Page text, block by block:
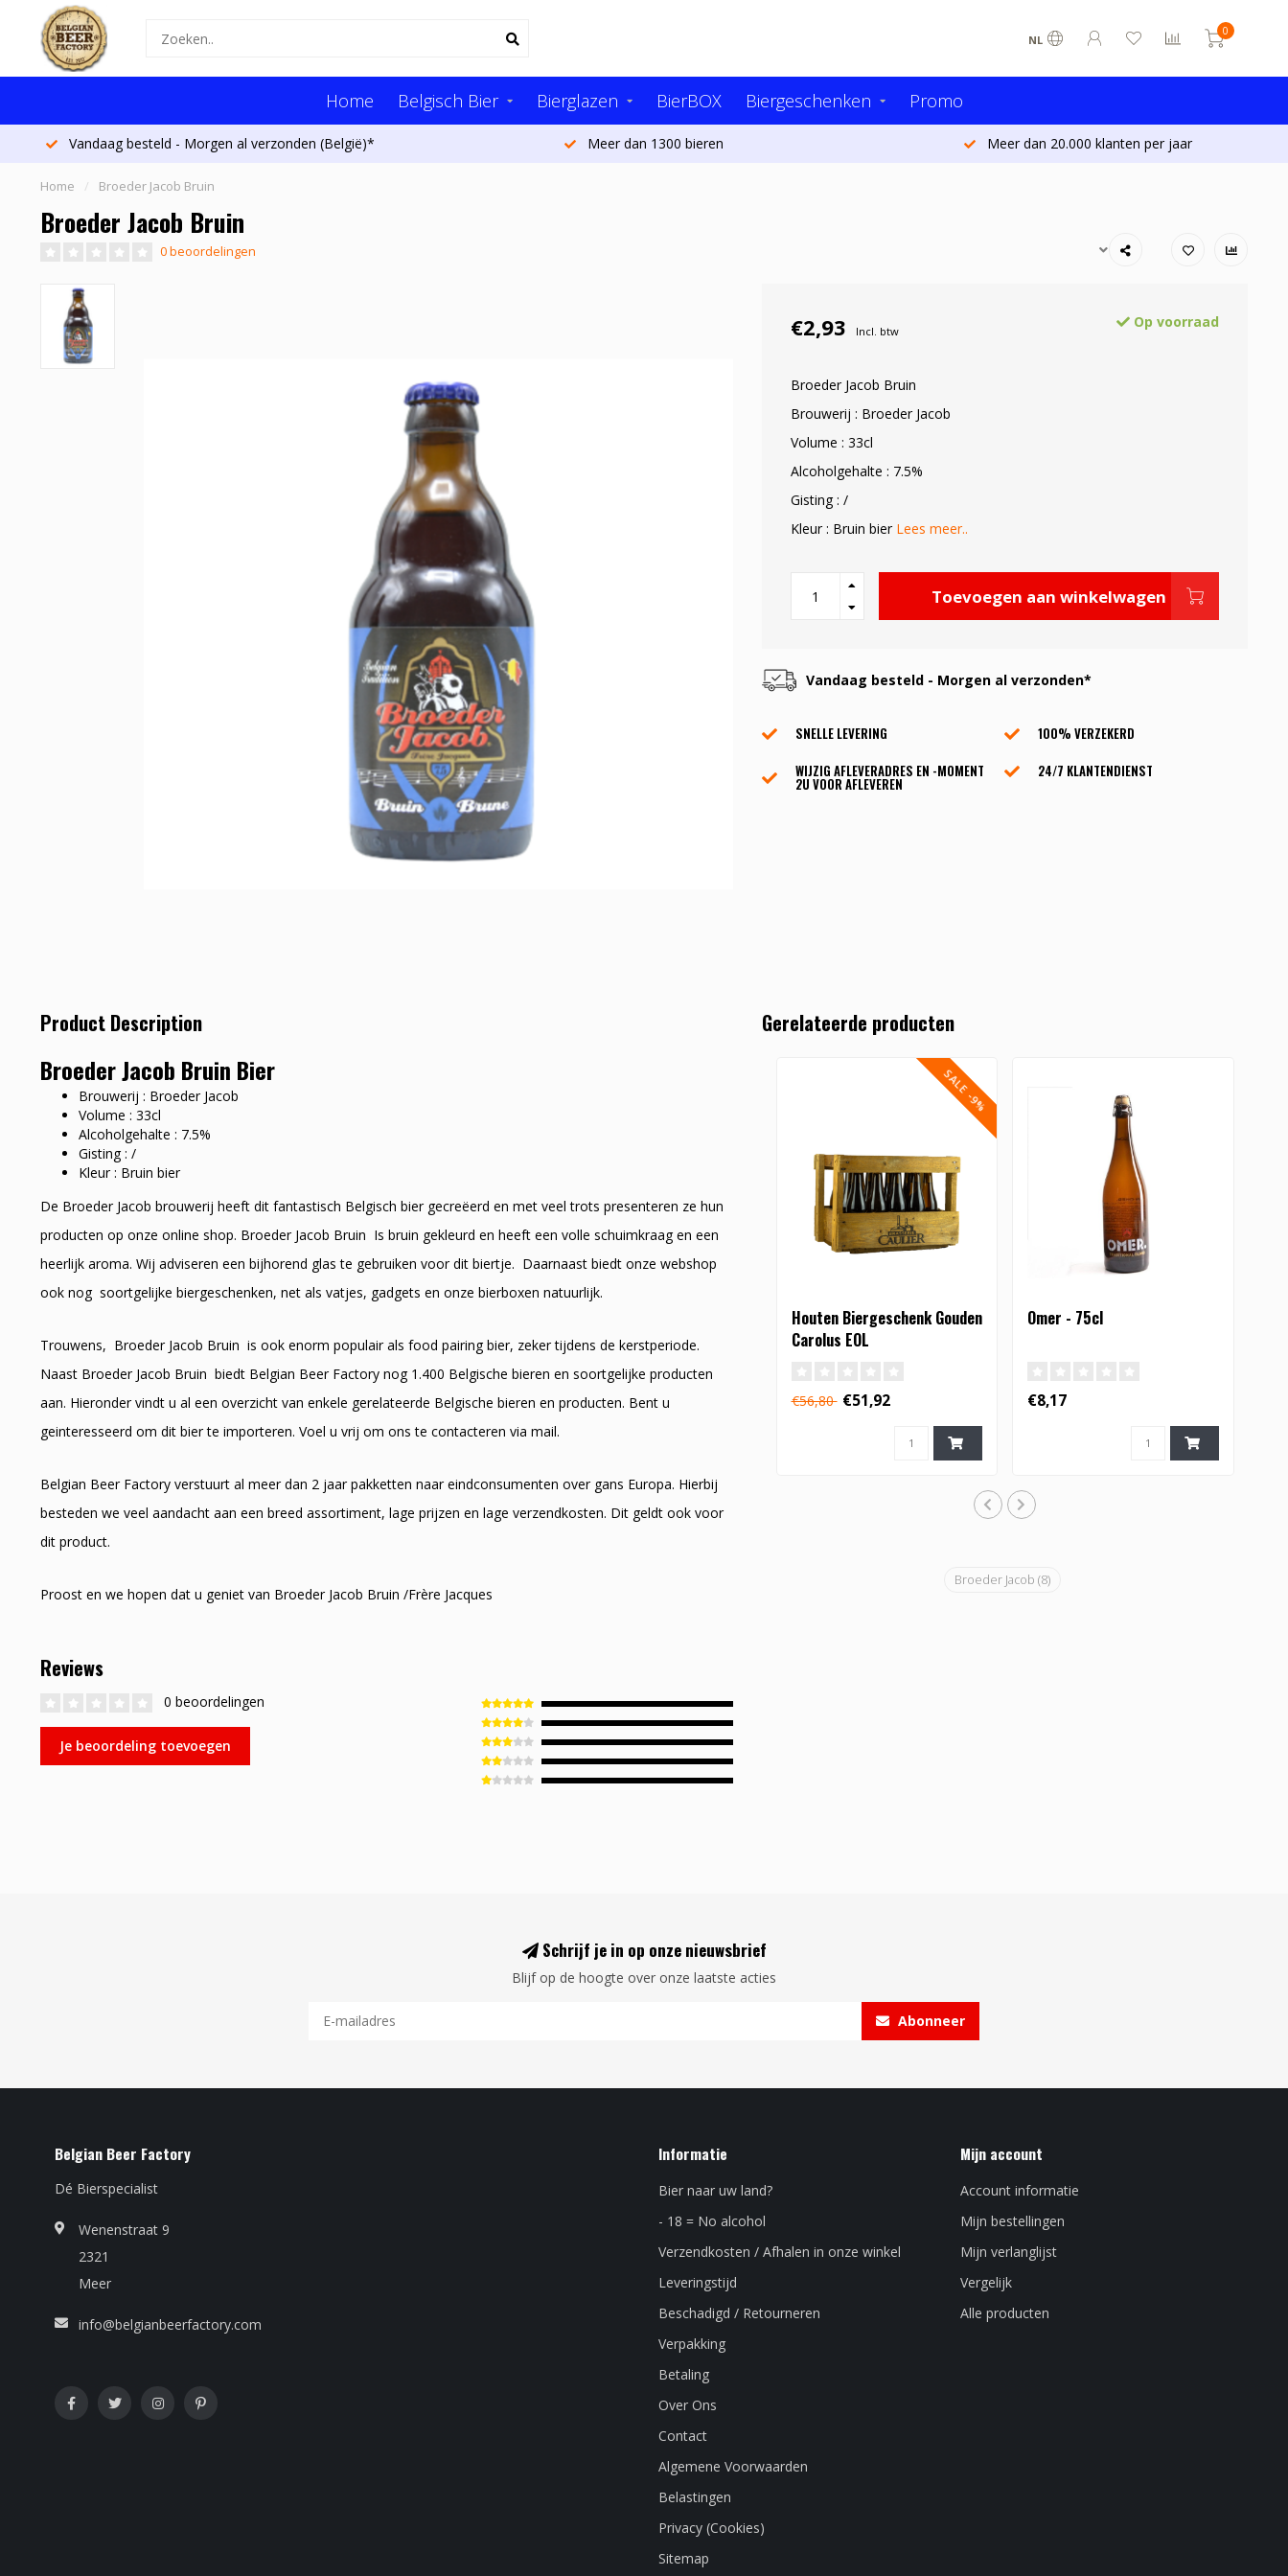
NL
0
Home Belgisch Bier Bierglazen BierBOX Biergeschenken Promo
Vandaag besteld - Morgen al verzonden (België)* Meer dan 1300 bieren Meer dan 20.000 klanten per jaar
Home / Broeder Jacob Bruin
Broeder Jacob Bruin
0 beoordelingen
€2,93 Incl. btw
Op voorraad
Broeder Jacob Bruin
Brouwerij : Broeder Jacob
Volume : 33cl
Alcoholgehalte : 7.5%
Gisting : /
Kleur : Bruin bier Lees meer..
Toevoegen aan winkelwagen
Vandaag besteld - Morgen al verzonden*
SNELLE LEVERING
100% VERZEKERD
WIJZIG AFLEVERADRES EN -MOMENT
2U VOOR AFLEVEREN
24/7 KLANTENDIENST
Product Description
Broeder Jacob Bruin Bier
Brouwerij : Broeder Jacob
Volume : 33cl
Alcoholgehalte : 7.5%
Gisting : /
Kleur : Bruin bier
De Broeder Jacob brouwerij heeft dit fantastisch Belgisch bier gecreëerd en met veel trots presenteren ze hun
producten op onze online shop. Broeder Jacob Bruin Is bruin gekleurd en heeft een volle schuimkraag en een
heerlijk aroma. Wij adviseren een bijhorend glas te gebruiken voor dit biertje. Daarnaast biedt onze webshop
ook nog soortgelijke biergeschenken, net als vatjes, gadgets en onze bierboxen natuurlijk.
Trouwens, Broeder Jacob Bruin is ook enorm populair als food pairing bier, zeker tijdens de kerstperiode.
Naast Broeder Jacob Bruin biedt Belgian Beer Factory nog 1.400 Belgische bieren en soortgelijke producten
aan. Hieronder vindt u al een overzicht van enkele gerelateerde Belgische bieren en producten. Bent u
geinteresseerd om dit bier te importeren. Voel u vrij om ons te contacteren via mail.
Belgian Beer Factory verstuurt al meer dan 2 jaar pakketten naar eindconsumenten over gans Europa. Hierbij
besteden we veel aandacht aan een breed assortiment, lage prijzen en lage verzendkosten. Dit geldt ook voor
dit product.
Proost en we hopen dat u geniet van Broeder Jacob Bruin /Frère Jacques
Reviews
0 beoordelingen
Je beoordeling toevoegen
Gerelateerde producten
SALE -9%
Houten Biergeschenk Gouden
Carolus EOL
€56,80 €51,92
Omer - 75cl
€8,17
Broeder Jacob (8)
Schrijf je in op onze nieuwsbrief
Blijf op de hoogte over onze laatste acties
Abonneer
Belgian Beer Factory
Dé Bierspecialist
Wenenstraat 9
2321
Meer
info@belgianbeerfactory.com
Informatie
Bier naar uw land?
- 18 = No alcohol
Verzendkosten / Afhalen in onze winkel
Leveringstijd
Beschadigd / Retourneren
Verpakking
Betaling
Over Ons
Contact
Algemene Voorwaarden
Belastingen
Privacy (Cookies)
Sitemap
Mijn account
Account informatie
Mijn bestellingen
Mijn verlanglijst
Vergelijk
Alle producten